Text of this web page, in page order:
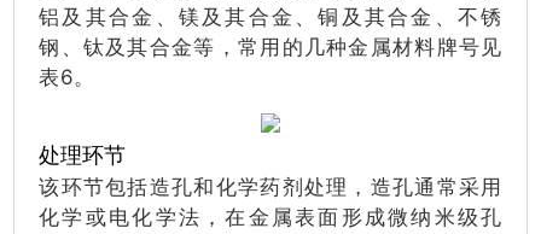
铝及其合金、镁及其合金、铜及其合金、不锈
钢、钛及其合金等，常用的几种金属材料牌号见
表6。
处理环节
该环节包括造孔和化学药剂处理，造孔通常采用
化学或电化学法，在金属表面形成微纳米级孔